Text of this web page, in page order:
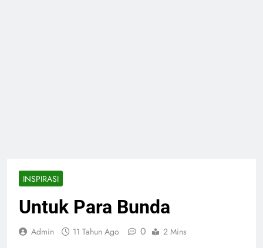
INSPIRASI
Untuk Para Bunda
Admin 11 Tahun Ago 0 2 Mins